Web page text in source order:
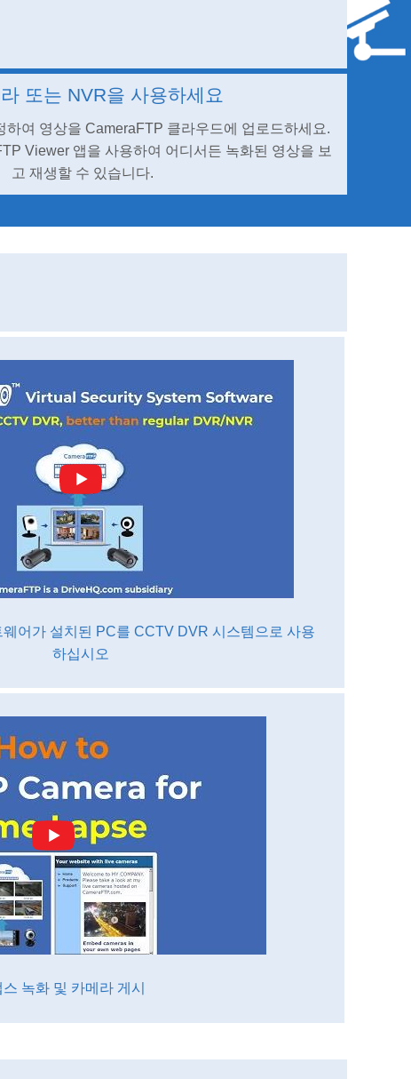
또는 NVR을 사용하세요
하여 영상을 CameraFTP 클라우드에 업로드하세요.
Viewer 앱을 사용하여 어디서든 녹화된 영상을 보
고 재생할 수 있습니다.
어가 설치된 PC를 CCTV DVR 시스템으로 사용
하십시오
녹화 및 카메라 게시